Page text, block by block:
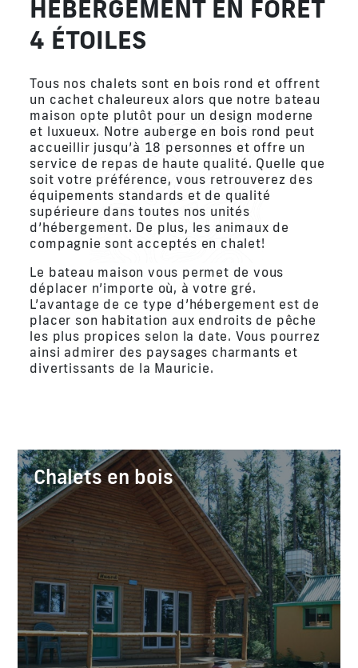
HÉBERGEMENT EN FORÊT
4 ÉTOILES
Tous nos chalets sont en bois rond et offrent
un cachet chaleureux alors que notre bateau
maison opte plutôt pour un design moderne
et luxueux. Notre auberge en bois rond peut
accueillir jusqu’à 18 personnes et offre un
service de repas de haute qualité. Quelle que
soit votre préférence, vous retrouverez des
équipements standards et de qualité
supérieure dans toutes nos unités
d’hébergement. De plus, les animaux de
compagnie sont acceptés en chalet!
Le bateau maison vous permet de vous
déplacer n’importe où, à votre gré.
L’avantage de ce type d’hébergement est de
placer son habitation aux endroits de pêche
les plus propices selon la date. Vous pourrez
ainsi admirer des paysages charmants et
divertissants de la Mauricie.
Chalets en bois